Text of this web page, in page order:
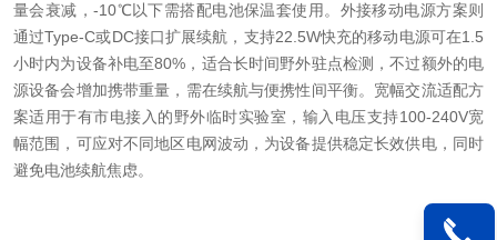
量会衰减，-10℃以下需搭配电池保温套使用。外接移动电源方案则
通过Type-C或DC接口扩展续航，支持22.5W快充的移动电源可在1.5
小时内为设备补电至80%，适合长时间野外驻点检测，不过额外的电
源设备会增加携带重量，需在续航与便携性间平衡。宽幅交流适配方
案适用于有市电接入的野外临时实验室，输入电压支持100-240V宽
幅范围，可应对不同地区电网波动，为设备提供稳定长效供电，同时
避免电池续航焦虑。